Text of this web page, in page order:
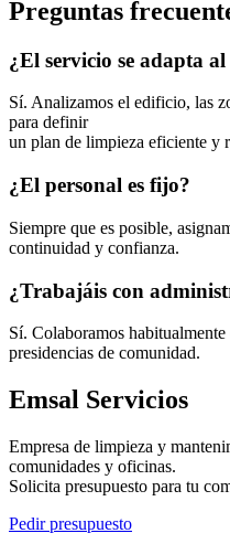
Preguntas
¿El servicio se adapta
Sí. Analizamos el edificio, las
para definir
un plan de limpieza eficiente y
¿El personal es fijo?
Siempre que es posible,
continuidad y confianza.
¿Trabajáis con
Sí. Colaboramos
presidencias de comunidad.
Emsal Servicios
Empresa de limpieza y
comunidades y oficinas.
Solicita presupuesto para tu
Pedir presupuesto